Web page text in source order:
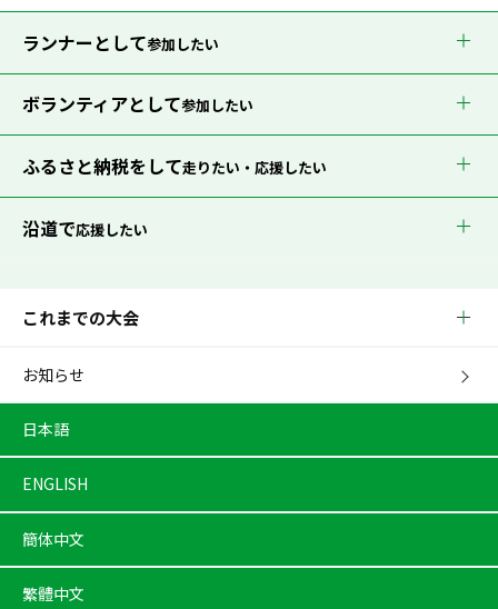
ランナーとして参加したい
ボランティアとして参加したい
ふるさと納税をして走りたい・応援したい
沿道で応援したい
これまでの大会
お知らせ
日本語
ENGLISH
簡体中文
繁體中文